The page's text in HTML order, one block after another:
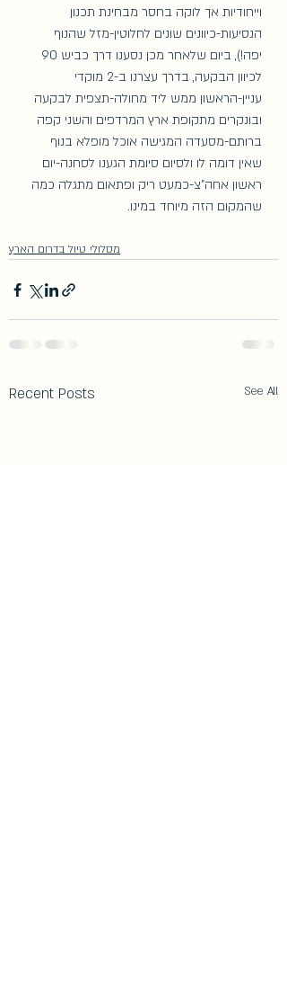
וייחודיות אך לוקה בחסר מבחינת תכנון
הנסיעות-כיוונים שונים לחלוטין-מזל שהנוף
לכיוון הבקעה, בדרך עצרנו ב-2 מוקדי
עניין-הראשון ממש ליד מחולה-תצפית לבקעה
ובונקרים מתקופת ארץ המרדפים והשני קפה
ברותם-מסעדה המגישה אוכל מופלא בנוף
שאין דומה לו ולסיום סיומת הגענו לסחנה-יום
ראשון אחה"צ-כמעט ריק ופתאום מתגלה כמה
שהמקום הזה מיוחד במינו.
מסלולי טיול בדרום הארץ
Recent Posts See All